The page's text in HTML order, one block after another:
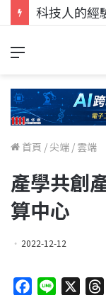
首頁 /尖端 / 雲端
產學共創
算中心
2022-12-12